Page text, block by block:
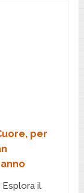
per
Esplora il